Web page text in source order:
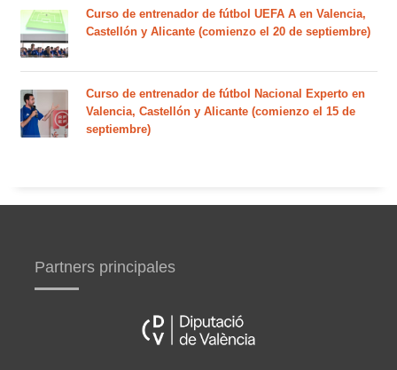
Curso de entrenador de fútbol UEFA A en Valencia,
Castellón y Alicante (comienzo el 20 de septiembre)
Curso de entrenador de fútbol Nacional Experto en
Valencia, Castellón y Alicante (comienzo el 15 de
septiembre)
Partners principales